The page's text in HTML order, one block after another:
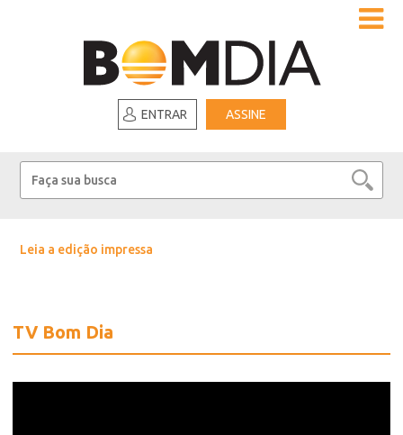
ENTRAR ASSINE
Leia a edição impressa
TV Bom Dia